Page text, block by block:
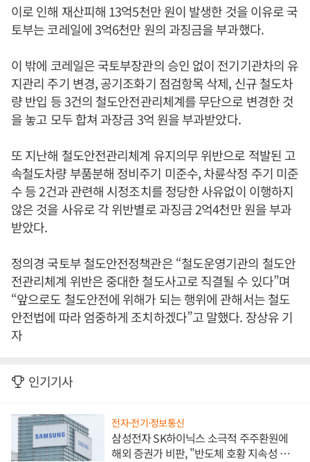
이로 인해 재산피해 13억5천만 원이 발생한 것을 이유로 국
토부는 코레일에 3억6천만 원의 과징금을 부과했다.
이 밖에 코레일은 국토부장관의 승인 없이 전기기관차의 유
지관리 주기 변경, 공기조화기 점검항목 삭제, 신규 철도차
량 반입 등 3건의 철도안전관리체계를 무단으로 변경한 것
을 놓고 모두 합쳐 과장금 3억 원을 부과받았다.
또 지난해 철도안전관리체계 유지의무 위반으로 적발된 고
속철도차량 부품분해 정비주기 미준수, 차륜삭정 주기 미준
수 등 2건과 관련해 시정조치를 정당한 사유없이 이행하지
않은 것을 사유로 각 위반별로 과징금 2억4천만 원을 부과
받았다.
정의경 국토부 철도안전정책관은 “철도운영기관의 철도안
전관리체계 위반은 중대한 철도사고로 직결될 수 있다”며
“앞으로도 철도안전에 위해가 되는 행위에 관해서는 철도
안전법에 따라 엄중하게 조치하겠다”고 말했다. 장상유 기
자
인기기사
전자·전기·정보통신
삼성전자 SK하이닉스 소극적 주주환원에
해외 증권가 비판, "반도체 호황 지속성 의